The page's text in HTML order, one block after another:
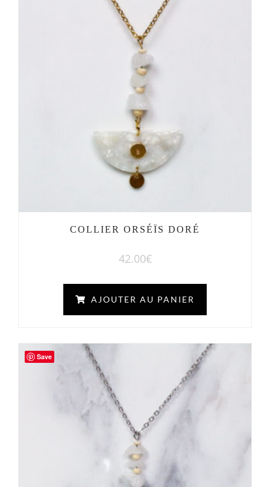
COLLIER ORSÉÏS DORÉ
42.00€
AJOUTER AU PANIER
Save